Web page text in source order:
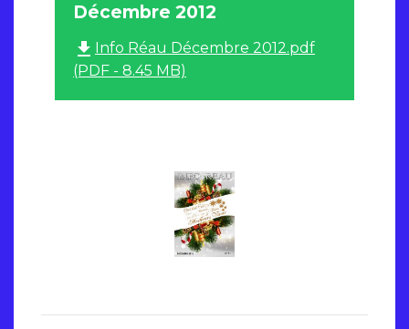
Décembre 2012
file_download Info Réau Décembre 2012.pdf
(PDF - 8.45 MB)